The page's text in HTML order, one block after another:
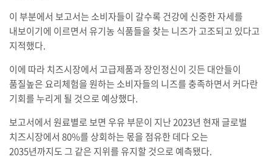
이 부분에서 보고서는 소비자들이 갈수록 건강에 신중한 자세를
내보이기에 이르면서 유기농 식품들을 찾는 니즈가 고조되고 있다고
지적했다.
이에 따라 치즈시장에서 고급제품과 장인정신이 깃든 대안들이
품질높은 요리체험을 원하는 소비자들의 니즈를 충족하면서 커다란
기회를 누리게 될 것으로 예상했다.
보고서에서 원료별로 보면 우유 부문이 지난 2023년 현재 글로벌
치즈시장에서 80%를 상회하는 몫을 점유한 데다 오는
2035년까지도 그 같은 지위를 유지할 것으로 예측됐다.